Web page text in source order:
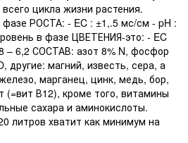
цикла жизни растения.
РОСТА: - EC : ±1,.5 мс/см - pH :
в фазе ЦВЕТЕНИЯ-это: - EC
– 6,2 СОСТАВ: азот 8% N, фосфор
другие: магний, известь, сера, а
марганец, цинк, медь, бор,
(=вит В12), кроме того, витамины
сахара и аминокислоты.
литров хватит как минимум на